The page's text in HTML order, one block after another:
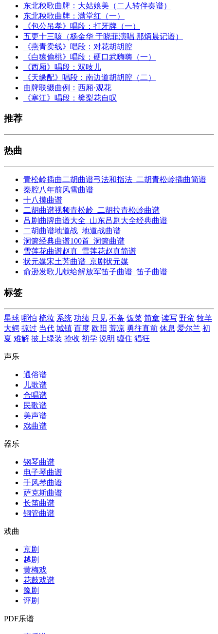
东北秧歌曲牌：大姑娘美（二人转伴奏谱）
东北秧歌曲牌：满堂红（一）
《包公吊孝》唱段：打牙牌（一）
五更十三咳（杨金华 于晓菲演唱 那炳晨记谱）
《燕青卖线》唱段：对花胡胡腔
《白猿偷桃》唱段：硬口武嗨嗨（一）
《西厢》唱段：双吱儿
《天缘配》唱段：南边道胡胡腔（二）
曲牌联缀曲例：西厢·观花
《寒江》唱段：樊梨花自叹
推荐
热曲
青松岭插曲二胡曲谱弓法和指法_二胡青松岭插曲简谱
秦腔八年前风雪曲谱
十八摸曲谱
二胡曲谱视频青松岭_二胡拉青松岭曲谱
吕剧曲牌曲谱大全_山东吕剧大全经典曲谱
二胡曲谱地道战_地道战曲谱
洞箫经典曲谱100首_洞箫曲谱
雪莲花曲谱赵真_雪莲花赵真简谱
状元媒宋土芳曲谱_京剧状元媒
俞逊发歌儿献给解放军笛子曲谱_笛子曲谱
标签
星球 哪怕 梳妆 系统 功绩 只见 不备 饭菜 简章 读写 野蛮 牧羊
大鳄 掠过 当代 城镇 百度 欧阳 荒凉 勇往直前 休息 爱尔兰 初
夏 难解 披上绿装 抢收 初学 说明 缠住 猖狂
声乐
通俗谱
儿歌谱
合唱谱
民歌谱
美声谱
戏曲谱
器乐
钢琴曲谱
电子琴曲谱
手风琴曲谱
萨克斯曲谱
长笛曲谱
铜管曲谱
戏曲
京剧
越剧
黄梅戏
花鼓戏谱
豫剧
评剧
PDF乐谱